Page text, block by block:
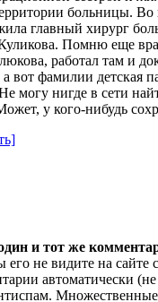
больницы. Во
главный хирург
Помню еще
работал там и
вот фамилии детская
могу нигде в сети
у кого-нибудь
и тот же
его не видите на сайте
автоматически